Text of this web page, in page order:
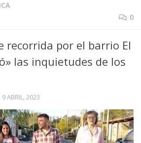
0
recorrida por el barrio El
las inquietudes de los
9 ABRIL, 2023